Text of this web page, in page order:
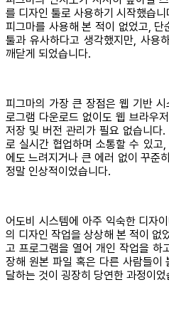
를 디자인 툴로 사용하기 시작했습
피그마를 사용해 본 적이 없었고,
툴과 유사하다고 생각했지만, 사용
깨닫게 되었습니다.
피그마의 가장 큰 장점은 웹 기반
로그램 다운로드 없이도 웹 브라우
저장 및 버전 관리가 필요 없습니다
로 실시간 협업하며 소통할 수 있고
에도 느려지거나 큰 에러 없이 꾸준
정말 인상적이었습니다.
어도비 시스템에 아주 익숙한 디자이
의 디자인 작업을 상상해 본 적이 없
고 프로그램을 열어 개인 작업을 하
장해 원본 파일 혹은 다른 사람들이
달하는 것이 굉장히 당연한 과정이었